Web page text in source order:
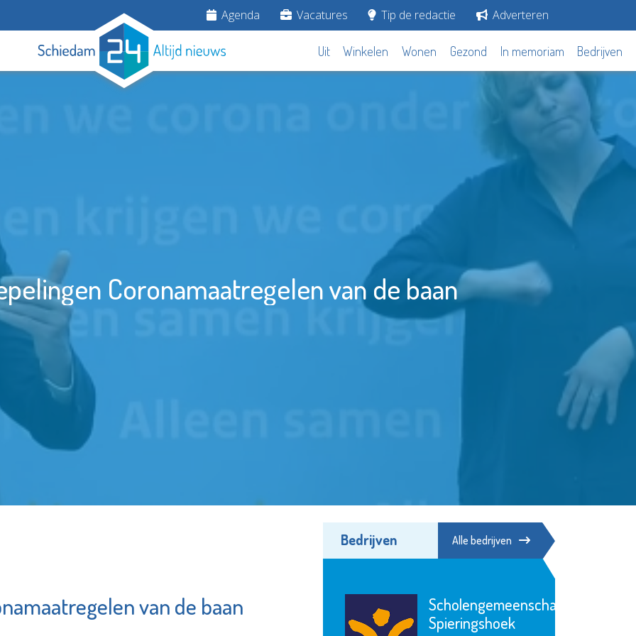
Agenda Vacatures Tip de redactie Adverteren
Uit Winkelen Wonen Gezond In memoriam Bedrijven
Coronamaatregelen van de baan
van de baan
Bedrijven Alle bedrijven
Schiedam
Scholengemeenschap
Spieringshoek